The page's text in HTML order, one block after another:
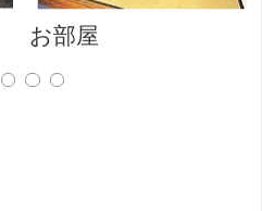
お部屋